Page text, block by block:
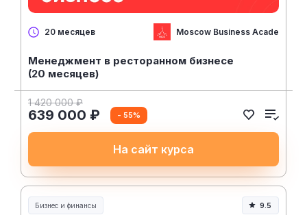
20 месяцев Moscow Business Academy
Менеджмент в ресторанном бизнесе
(20 месяцев)
1 420 000 ₽
639 000 ₽ - 55%
На сайт курса
Бизнес и финансы 9.5